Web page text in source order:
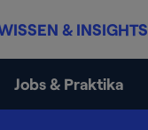
& INSIGHTS
Jobs & Praktika